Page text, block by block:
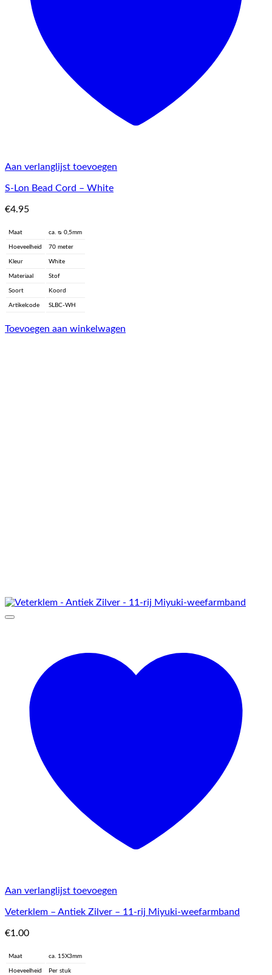
Aan verlanglijst toevoegen
S-Lon Bead Cord – White
€4.95
Maat ca. ᴓ 0,5mm
Hoeveelheid 70 meter
Kleur White
Materiaal Stof
Soort Koord
Artikelcode SLBC-WH
Toevoegen aan winkelwagen
Aan verlanglijst toevoegen
Veterklem – Antiek Zilver – 11-rij Miyuki-weefarmband
€1.00
Maat ca. 15X3mm
Hoeveelheid Per stuk